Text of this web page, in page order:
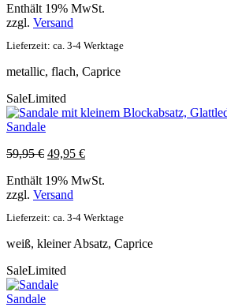
war:
69,95 €
ist:
Enthält 19% MwSt.
zzgl. Versand
Lieferzeit: ca. 3-4 Werktage
metallic, flach, Caprice
SaleLimited
Sandale
59,95€ Ursprünglicher
war:
59,95 €
49,95 €Aktueller
ist:
Enthält 19% MwSt.
zzgl. Versand
Lieferzeit: ca. 3-4 Werktage
weiß, kleiner Absatz, Caprice
SaleLimited
Sandale